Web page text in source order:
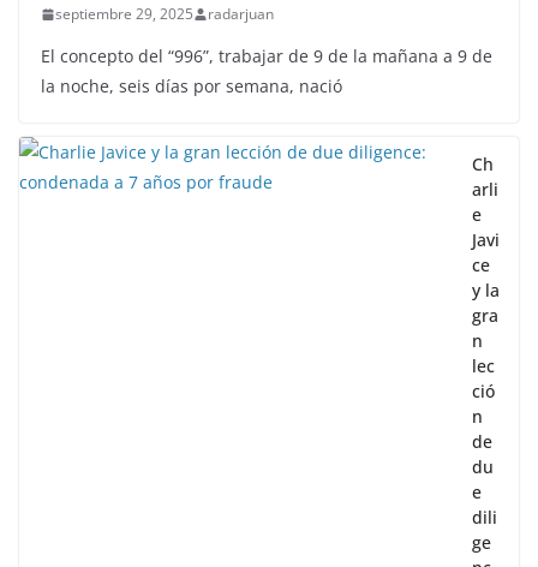
septiembre 29, 2025 radarjuan
El concepto del “996”, trabajar de 9 de la mañana a 9 de
la noche, seis días por semana, nació
Ch
arli
e
Javi
ce
y la
gra
n
lec
ció
n
de
du
e
dili
ge